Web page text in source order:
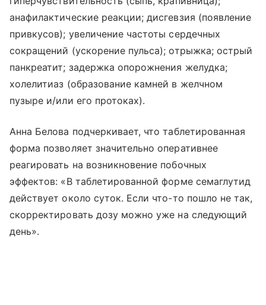
анафилактические реакции; дисгевзия (появление
привкусов); увеличение частоты сердечных
сокращений (ускорение пульса); отрыжка; острый
панкреатит; задержка опорожнения желудка;
холелитиаз (образование камней в желчном
пузыре и/или его протоках).
Анна Белова подчеркивает, что таблетированная
форма позволяет значительно оперативнее
реагировать на возникновение побочных
эффектов: «В таблетированной форме семаглутид
действует около суток. Если что-то пошло не так,
скорректировать дозу можно уже на следующий
день».